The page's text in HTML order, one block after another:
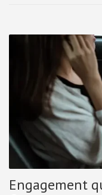
Engagement